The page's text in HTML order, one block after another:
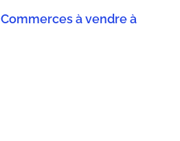
Commerces à vendre à